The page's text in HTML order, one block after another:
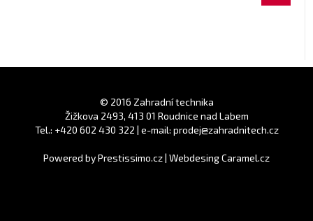
© 2016 Zahradní technika
Žižkova 2493, 413 01 Roudnice nad Labem
Tel.: +420 602 430 322 | e-mail: prodej@zahradnitech.cz
Powered byPrestissimo.cz| Webdesing Caramel.cz